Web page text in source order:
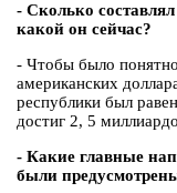
- Сколько
какой он сейчас?
- Чтобы было
американских
республики был
достиг 2, 5
- Какие главные
были